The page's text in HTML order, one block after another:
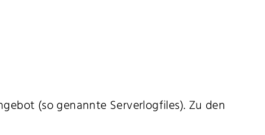
(so genannte Serverlogfiles). Zu den